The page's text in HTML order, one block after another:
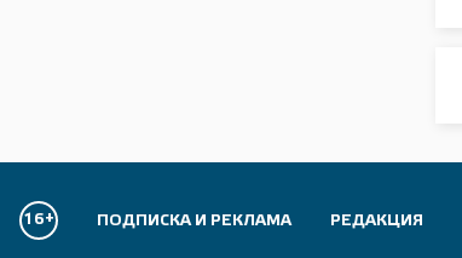
16+ ПОДПИСКА И РЕКЛАМА РЕДАКЦИЯ